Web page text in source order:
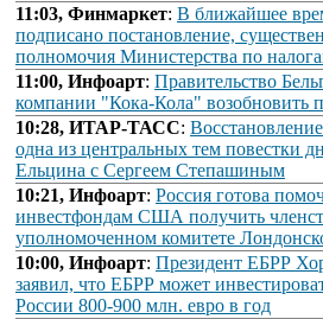
11:03, Финмаркет: В ближайшее
подписано постановление,
полномочия Министерства по
11:00, Инфоарт: Правительство
компании "Кока-Кола" возобновить
10:28, ИТАР-ТАСС:
одна из центральных тем повестки
Ельцина с Сергеем Степашиным
10:21, Инфоарт: Россия готова
инвестфондам США получить
уполномоченном комитете
10:00, Инфоарт: Президент ЕБРР
заявил, что ЕБРР может
России 800-900 млн. евро в год